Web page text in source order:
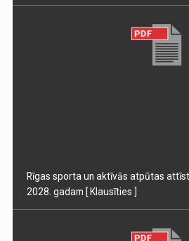
Rīgas sporta un aktīvās atpūtas
2028. gadam [ Klausīties ]